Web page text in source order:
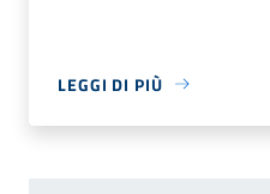
LEGGI DI PIÙ